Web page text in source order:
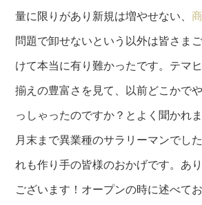
量に限りがあり新規は増やせない、
問題で卸せないという以外は皆さま
けて本当に有り難かったです。テマ
揃えの豊富さを見て、以前どこかで
っしゃったのですか？とよく聞かれ
月末まで異業種のサラリーマンでし
れも作り手の皆様のおかげです。あ
ございます！オープンの時に述べて